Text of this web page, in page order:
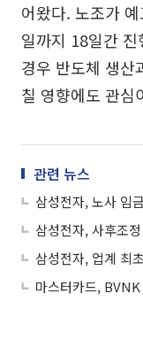
어왔다. 노조가
일까지 18일간
경우 반도체 생산
칠 영향에도 관심
관련 뉴스
삼성전자, 사후조